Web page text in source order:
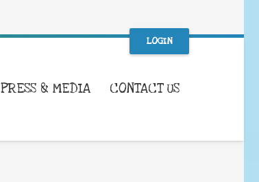
LOGIN
PRESS & MEDIA CONTACT US